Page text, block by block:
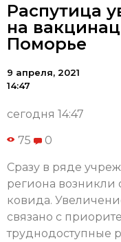
Распутица
на
Поморье
9 апреля, 2021
14:47
сегодня 14:47
75 0
Сразу в ряде
региона
ковида.
связано с
труднодоступные